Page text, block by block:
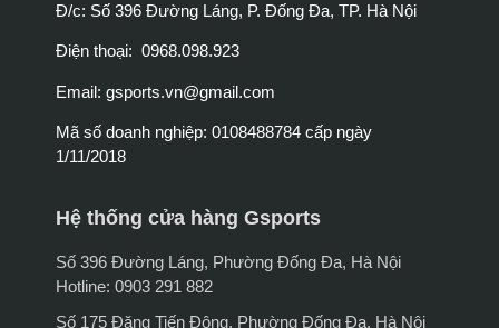
Đ/c: Số 396 Đường Láng, P. Đống Đa, TP. Hà Nội
Điện thoại: 0968.098.923
Email: gsports.vn@gmail.com
Mã số doanh nghiệp: 0108488784 cấp ngày
1/11/2018
Hệ thống cửa hàng Gsports
Số 396 Đường Láng, Phường Đống Đa, Hà Nội
Hotline: 0903 291 882
Số 175 Đặng Tiến Đông, Phường Đống Đa, Hà Nội